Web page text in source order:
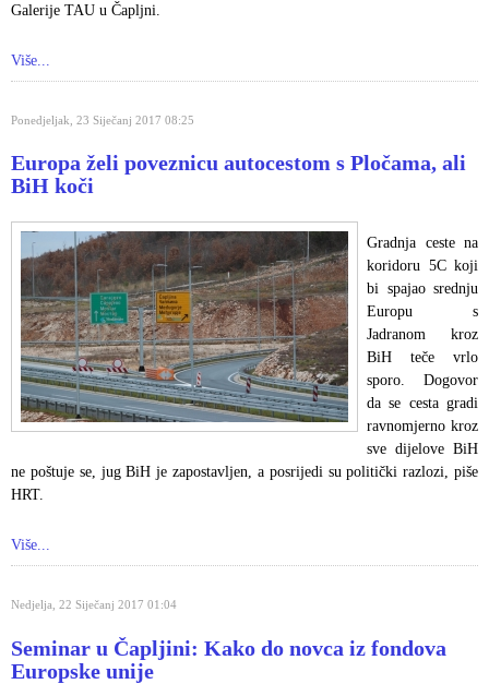
Galerije TAU u Čapljni.
Više...
Ponedjeljak, 23 Siječanj 2017 08:25
Europa želi poveznicu autocestom s Pločama, ali
BiH koči
Gradnja ceste na
koridoru 5C koji
bi spajao srednju
Europu s
Jadranom kroz
BiH teče vrlo
sporo. Dogovor
da se cesta gradi
ravnomjerno kroz
sve dijelove BiH
ne poštuje se, jug BiH je zapostavljen, a posrijedi su politički razlozi, piše
HRT.
Više...
Nedjelja, 22 Siječanj 2017 01:04
Seminar u Čapljini: Kako do novca iz fondova
Europske unije